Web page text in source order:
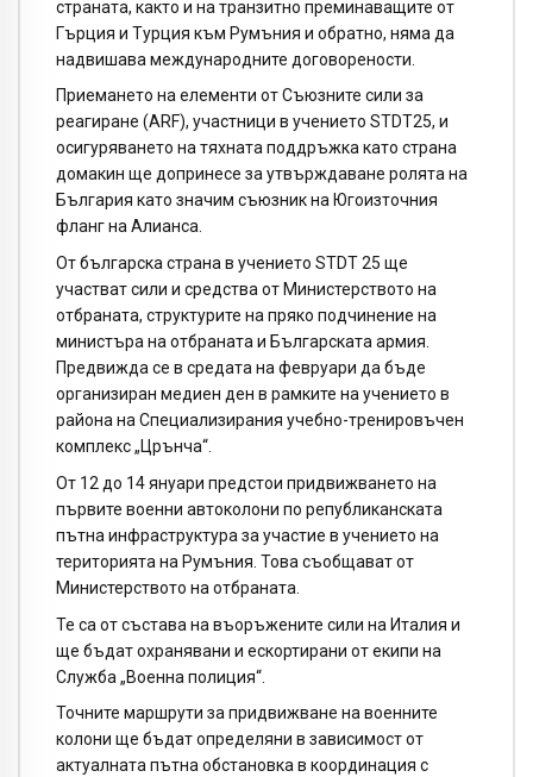
страната, както и на транзитно преминаващите от
Гърция и Турция към Румъния и обратно, няма да
надвишава международните договорености.
Приемането на елементи от Съюзните сили за
реагиране (ARF), участници в учението STDT25, и
осигуряването на тяхната поддръжка като страна
домакин ще допринесе за утвърждаване ролята на
България като значим съюзник на Югоизточния
фланг на Алианса.
От българска страна в учението STDT 25 ще
участват сили и средства от Министерството на
отбраната, структурите на пряко подчинение на
министъра на отбраната и Българската армия.
Предвижда се в средата на февруари да бъде
организиран медиен ден в рамките на учението в
района на Специализирания учебно-тренировъчен
комплекс „Црънча“.
От 12 до 14 януари предстои придвижването на
първите военни автоколони по републиканската
пътна инфраструктура за участие в учението на
територията на Румъния. Това съобщават от
Министерството на отбраната.
Те са от състава на въоръжените сили на Италия и
ще бъдат охранявани и ескортирани от екипи на
Служба „Военна полиция“.
Точните маршрути за придвижване на военните
колони ще бъдат определяни в зависимост от
актуалната пътна обстановка в координация с